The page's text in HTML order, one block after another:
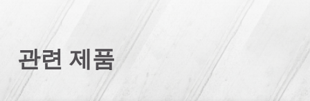
관련 제품